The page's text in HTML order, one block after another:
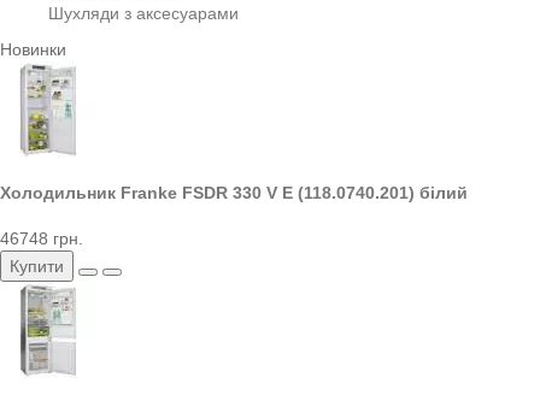
Шухляди з аксесуарами
Новинки
Холодильник Franke FSDR 330 V E (118.0740.201) білий
46748 грн.
Купити